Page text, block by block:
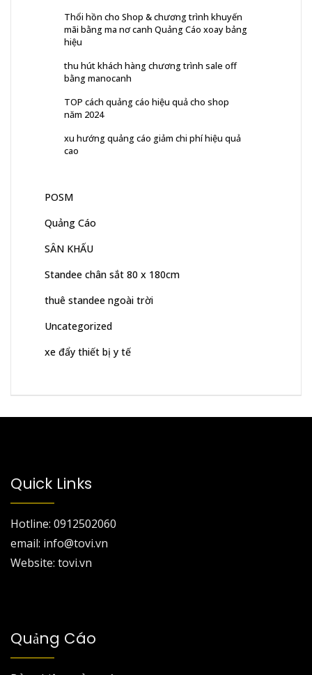
Thổi hồn cho Shop & chương trình khuyến
mãi bằng ma nơ canh Quảng Cáo xoay bảng
hiệu
thu hút khách hàng chương trình sale off
bằng manocanh
TOP cách quảng cáo hiệu quả cho shop
năm 2024
xu hướng quảng cáo giảm chi phí hiệu quả
cao
POSM
Quảng Cáo
SÂN KHẤU
Standee chân sắt 80 x 180cm
thuê standee ngoài trời
Uncategorized
xe đẩy thiết bị y tế
Quick Links
Hotline: 0912502060
email: info@tovi.vn
Website: tovi.vn
Quảng Cáo